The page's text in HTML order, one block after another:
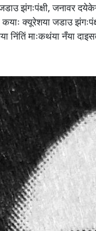
झंगःपंक्षी, जनावर
क्यूरेशया जडाउ
माःकथंया नँया